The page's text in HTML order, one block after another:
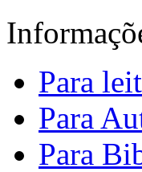
Para
Para
Para